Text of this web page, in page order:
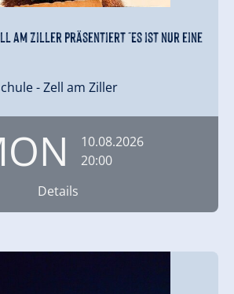
am Ziller präsentiert "Es ist nur eine
- Zell am Ziller
10.08.2026
20:00
Details